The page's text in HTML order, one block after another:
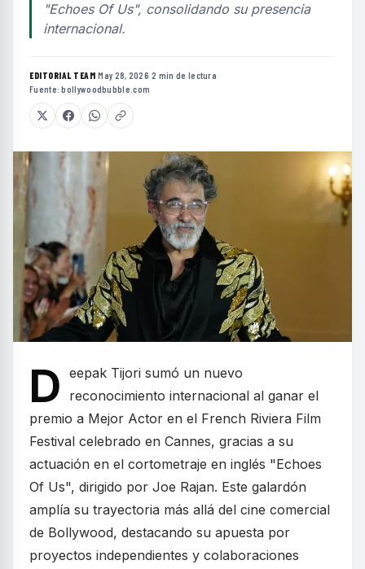
"Echoes Of Us", consolidando su presencia
internacional.
EDITORIAL TEAM·May 28, 2026·2 min de lectura·
Fuente:bollywoodbubble.com
D eepak Tijori sumó un nuevo
reconocimiento internacional al ganar el
premio a Mejor Actor en el French Riviera Film
Festival celebrado en Cannes, gracias a su
actuación en el cortometraje en inglés "Echoes
Of Us", dirigido por Joe Rajan. Este galardón
amplía su trayectoria más allá del cine comercial
de Bollywood, destacando su apuesta por
proyectos independientes y colaboraciones